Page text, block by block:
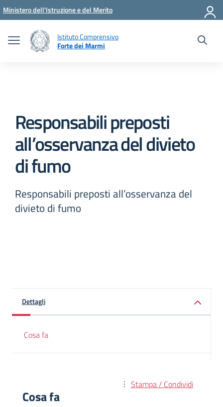
Vai ai contenuti
Vai al menu di navigazione
Vai al footer
Ministero dell'Istruzione e del Merito
Istituto Comprensivo
Forte dei Marmi
Responsabili preposti
all’osservanza del divieto
di fumo
Responsabili preposti all’osservanza del
divieto di fumo
Dettagli
Cosa fa
Stampa / Condividi
Cosa fa